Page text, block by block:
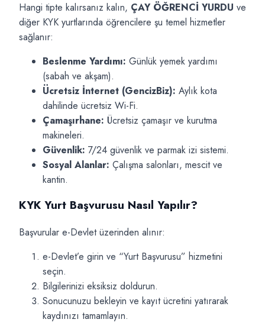
Hangi tipte kalırsanız kalın, ÇAY ÖĞRENCİ YURDU ve
diğer KYK yurtlarında öğrencilere şu temel hizmetler
sağlanır:
Beslenme Yardımı: Günlük yemek yardımı
(sabah ve akşam).
Ücretsiz İnternet (GencizBiz): Aylık kota
dahilinde ücretsiz Wi-Fi.
Çamaşırhane: Ücretsiz çamaşır ve kurutma
makineleri.
Güvenlik: 7/24 güvenlik ve parmak izi sistemi.
Sosyal Alanlar: Çalışma salonları, mescit ve
kantin.
KYK Yurt Başvurusu Nasıl Yapılır?
Başvurular e-Devlet üzerinden alınır:
e-Devlet’e girin ve “Yurt Başvurusu” hizmetini
seçin.
Bilgilerinizi eksiksiz doldurun.
Sonucunuzu bekleyin ve kayıt ücretini yatırarak
kaydınızı tamamlayın.